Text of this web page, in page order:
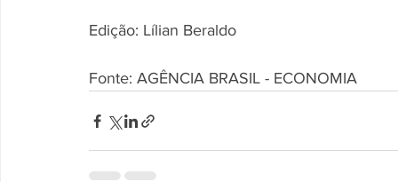
Edição: Lílian Beraldo
Fonte: AGÊNCIA BRASIL - ECONOMIA